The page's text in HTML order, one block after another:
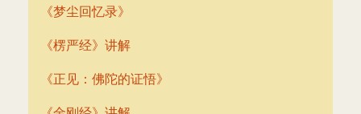
《梦尘回忆录》
《楞严经》讲解
《正见：佛陀的证悟》